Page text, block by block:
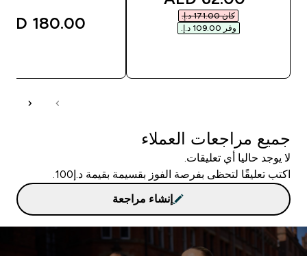
كان ‏171.00 د.إ.‏‎
وفر ‏109.00 د.إ.‏‎
180.00 AED‎
جميع مراجعات العملاء
لا يوجد حاليا أي تعليقات.
اكتب تعليقًا لتحظى بفرصة الفوز بقسيمة بقيمة د.إ100.
إنشاء مراجعة